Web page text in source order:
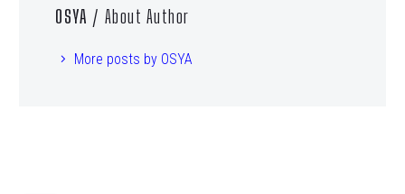
OSYA / About Author
More posts by OSYA